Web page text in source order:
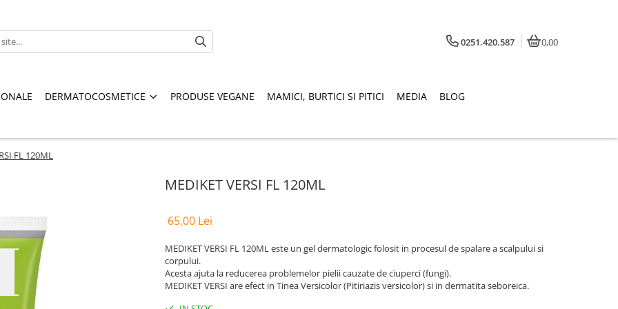
0251.420.587 0,00
DERMATOCOSMETICE PRODUSE VEGANE MAMICI, BURTICI SI PITICI MEDIA BLOG
FL 120ML
MEDIKET VERSI FL 120ML
65,00 Lei
MEDIKET VERSI FL 120ML este un gel dermatologic folosit in procesul de spalare a scalpului si
corpului.
Acesta ajuta la reducerea problemelor pielii cauzate de ciuperci (fungi).
MEDIKET VERSI are efect in Tinea Versicolor (Pitiriazis versicolor) si in dermatita seboreica.